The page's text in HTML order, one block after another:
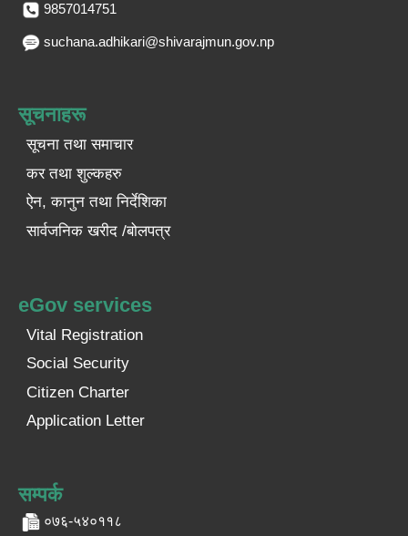
9857014751
suchana.adhikari@shivarajmun.gov.np
सूचनाहरू
सूचना तथा समाचार
कर तथा शुल्कहरु
ऐन, कानुन तथा निर्देशिका
सार्वजनिक खरीद /बोलपत्र
eGov services
Vital Registration
Social Security
Citizen Charter
Application Letter
सम्पर्क
०७६-५४०११८